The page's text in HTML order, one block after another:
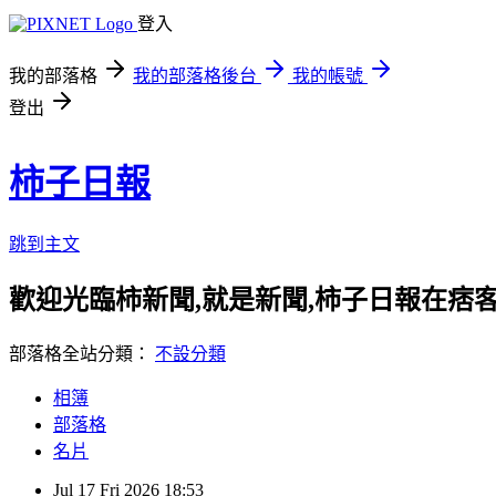
登入
我的部落格 我的部落格後台
我的帳號
登出
柿子日報
跳到主文
歡迎光臨柿新聞,就是新聞,柿子日報在痞
部落格全站分類： 不設分類
相簿
部落格
名片
Jul 17 Fri 2026 18:53